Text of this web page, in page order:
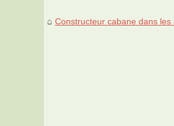
Constructeur cabane dans les